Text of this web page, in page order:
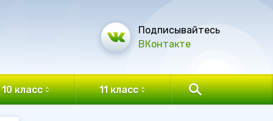
Подписывайтесь
ВКонтакте
10 класс 11 класс